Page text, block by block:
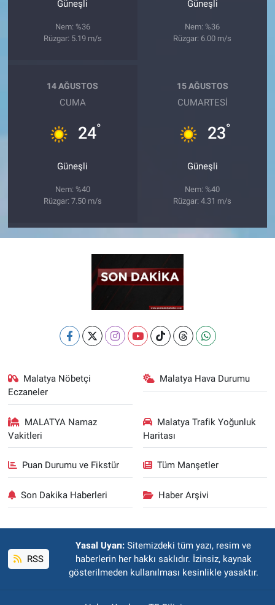
Güneşli
Nem: %36
Rüzgar: 5.19 m/s
Güneşli
Nem: %36
Rüzgar: 6.00 m/s
14 AĞUSTOS
CUMA
24°
Güneşli
Nem: %40
Rüzgar: 7.50 m/s
15 AĞUSTOS
CUMARTESI
23°
Güneşli
Nem: %40
Rüzgar: 4.31 m/s
Malatya Nöbetçi
Eczaneler
Malatya Hava Durumu
MALATYA Namaz
Vakitleri
Malatya Trafik Yoğunluk
Haritası
Puan Durumu ve Fikstür Tüm Manşetler
Son Dakika Haberleri Haber Arşivi
RSS
Yasal Uyarı: Sitemizdeki tüm yazı, resim ve
haberlerin her hakkı saklıdır. İzinsiz, kaynak
gösterilmeden kullanılması kesinlikle yasaktır.